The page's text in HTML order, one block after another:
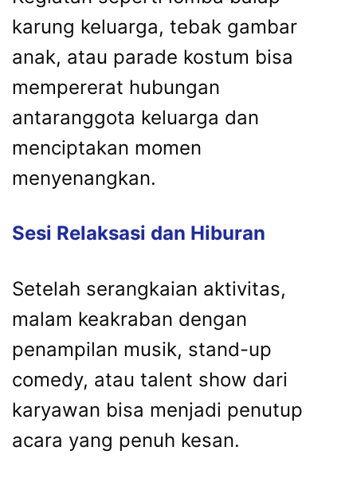
karung keluarga, tebak gambar
anak, atau parade kostum bisa
mempererat hubungan
antaranggota keluarga dan
menciptakan momen
menyenangkan.
Sesi Relaksasi dan Hiburan
Setelah serangkaian aktivitas,
malam keakraban dengan
penampilan musik, stand-up
comedy, atau talent show dari
karyawan bisa menjadi penutup
acara yang penuh kesan.